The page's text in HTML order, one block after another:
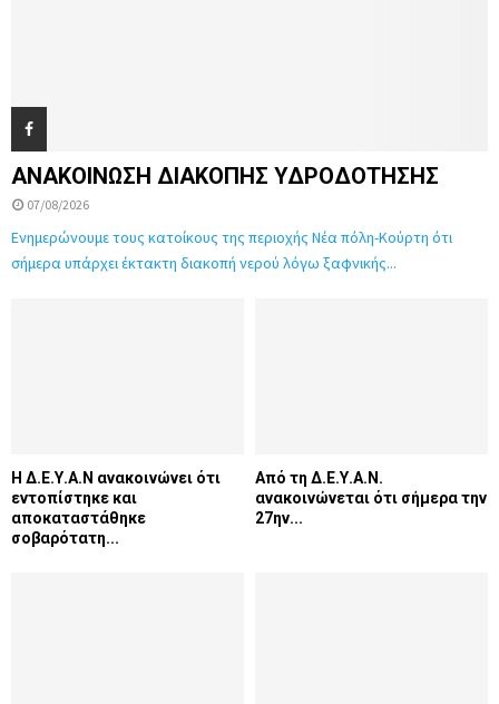
ΑΝΑΚΟΙΝΩΣΗ ΔΙΑΚΟΠΗΣ ΥΔΡΟΔΟΤΗΣΗΣ
07/08/2026
Ενημερώνουμε τους κατοίκους της περιοχής Νέα πόλη-Κούρτη ότι
σήμερα υπάρχει έκτακτη διακοπή νερού λόγω ξαφνικής...
Η Δ.Ε.Υ.Α.Ν ανακοινώνει ότι
εντοπίστηκε και
αποκαταστάθηκε
σοβαρότατη...
Από τη Δ.Ε.Υ.Α.Ν.
ανακοινώνεται ότι σήμερα την
27ην...